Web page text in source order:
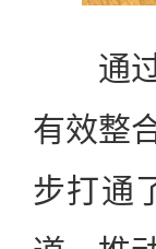
通过
有效整
步打通